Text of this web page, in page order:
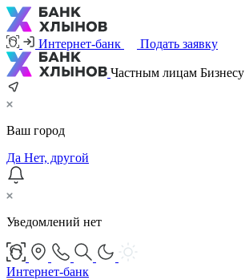
Интернет-банк Подать заявку
Частным лицам Бизнесу
Ваш город
Да Нет, другой
Уведомлений нет
Интернет-банк